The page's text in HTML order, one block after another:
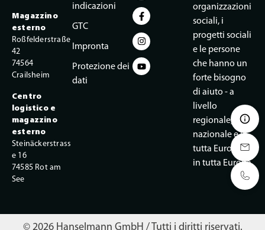
Magazzino
esterno
Roßfelderstraße
42
74564
Crailsheim
Centro
logistico e
magazzino
esterno
Steinäckerstrass
e 16
74585 Rot am
See
indicazioni
GTC
Impronta
Protezione dei
dati
organizzazioni
sociali, i
progetti sociali
e le persone
che hanno un
forte bisogno
di aiuto - a
livello
regionale,
nazionale e in
tutta Europa. e
in tutta Europa.
© 2026 Hanselmann GmbH / Tutti i diritti riservati.